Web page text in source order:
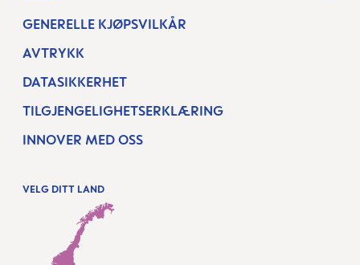
GENERELLE KJØPSVILKÅR
AVTRYKK
DATASIKKERHET
TILGJENGELIGHETSERKLÆRING
INNOVER MED OSS
VELG DITT LAND